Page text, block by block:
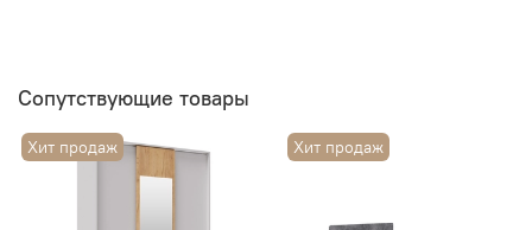
Сопутствующие товары
Хит продаж Хит продаж